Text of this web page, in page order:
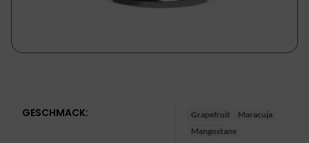
GESCHMACK: Grapefruit
Maracuja
Mangostane